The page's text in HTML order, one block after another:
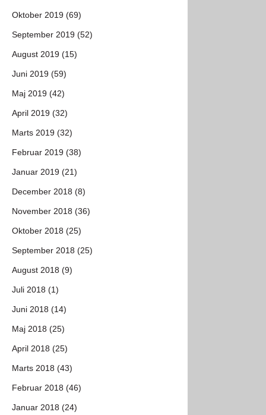
Oktober 2019 (69)
September 2019 (52)
August 2019 (15)
Juni 2019 (59)
Maj 2019 (42)
April 2019 (32)
Marts 2019 (32)
Februar 2019 (38)
Januar 2019 (21)
December 2018 (8)
November 2018 (36)
Oktober 2018 (25)
September 2018 (25)
August 2018 (9)
Juli 2018 (1)
Juni 2018 (14)
Maj 2018 (25)
April 2018 (25)
Marts 2018 (43)
Februar 2018 (46)
Januar 2018 (24)